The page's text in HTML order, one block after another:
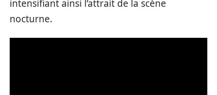
intensifiant ainsi l’attrait de la scène
nocturne.